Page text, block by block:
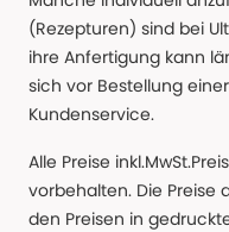
(Rezepturen) sind bei
ihre Anfertigung kann
sich vor Bestellung
Kundenservice.
Alle Preise
vorbehalten. Die Preise
den Preisen in